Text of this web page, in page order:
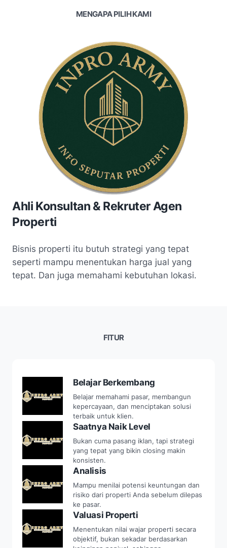
MENGAPA PILIH KAMI
Ahli Konsultan & Rekruter Agen
Properti
Bisnis properti itu butuh strategi yang tepat
seperti mampu menentukan harga jual yang
tepat. Dan juga memahami kebutuhan lokasi.
FITUR
Belajar Berkembang
Belajar memahami pasar, membangun
kepercayaan, dan menciptakan solusi
terbaik untuk klien.
Saatnya Naik Level
Bukan cuma pasang iklan, tapi strategi
yang tepat yang bikin closing makin
konsisten.
Analisis
Mampu menilai potensi keuntungan dan
risiko dari properti Anda sebelum dilepas
ke pasar.
Valuasi Properti
Menentukan nilai wajar properti secara
objektif, bukan sekadar berdasarkan